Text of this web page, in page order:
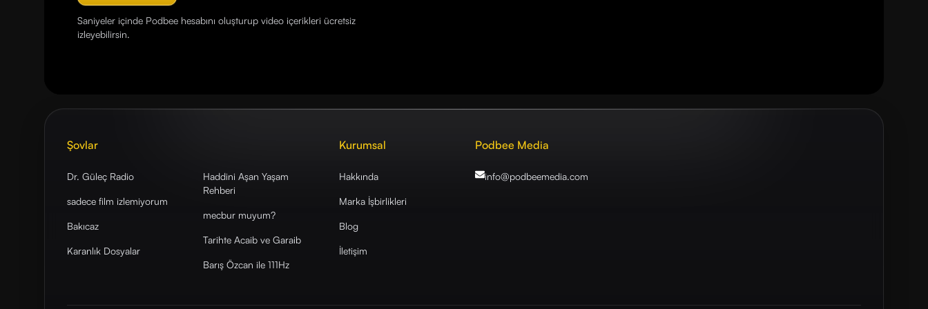
Saniyeler içinde Podbee hesabını oluşturup video içerikleri ücretsiz
izleyebilirsin.
Şovlar
Dr. Güleç Radio
sadece film izlemiyorum
Bakıcaz
Karanlık Dosyalar
Haddini Aşan Yaşam
Rehberi
mecbur muyum?
Tarihte Acaib ve Garaib
Barış Özcan ile 111Hz
Kurumsal
Hakkında
Marka İşbirlikleri
Blog
İletişim
Podbee Media
info@podbeemedia.com